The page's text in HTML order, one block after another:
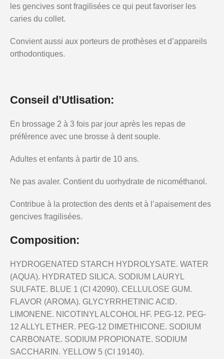
les gencives sont fragilisées ce qui peut favoriser les
caries du collet.
Convient aussi aux porteurs de prothèses et d’appareils
orthodontiques.
Conseil d’Utlisation:
En brossage 2 à 3 fois par jour après les repas de
préférence avec une brosse à dent souple.
Adultes et enfants à partir de 10 ans.
Ne pas avaler. Contient du uorhydrate de nicométhanol.
Contribue à la protection des dents et à l’apaisement des
gencives fragilisées.
Composition:
HYDROGENATED STARCH HYDROLYSATE. WATER
(AQUA). HYDRATED SILICA. SODIUM LAURYL
SULFATE. BLUE 1 (CI 42090). CELLULOSE GUM.
FLAVOR (AROMA). GLYCYRRHETINIC ACID.
LIMONENE. NICOTINYL ALCOHOL HF. PEG-12. PEG-
12 ALLYL ETHER. PEG-12 DIMETHICONE. SODIUM
CARBONATE. SODIUM PROPIONATE. SODIUM
SACCHARIN. YELLOW 5 (CI 19140).